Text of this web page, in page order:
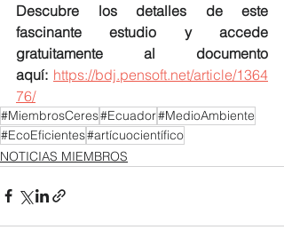
Descubre los detalles de este
fascinante estudio y accede
gratuitamente al documento
aquí: https://bdj.pensoft.net/article/1364
76/
#MiembrosCeres#Ecuador#MedioAmbiente
#EcoEficientes#artícuocientífico
NOTICIAS MIEMBROS